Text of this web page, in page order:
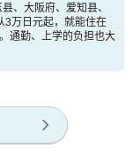
、大阪府、爱知县、
3万日元起，就能住在
通勤、上学的负担也大